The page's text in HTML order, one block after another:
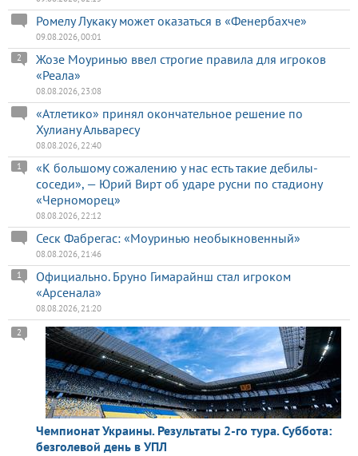
Ромелу Лукаку может оказаться в «Фенербахче»
09.08.2026, 00:01
Жозе Моуринью ввел строгие правила для игроков
«Реала»
2
08.08.2026, 23:08
«Атлетико» принял окончательное решение по
Хулиану Альваресу
08.08.2026, 22:40
«К большому сожалению у нас есть такие дебилы-
соседи», — Юрий Вирт об ударе русни по стадиону
«Черноморец»
1
08.08.2026, 22:12
Сеск Фабрегас: «Моуринью необыкновенный»
08.08.2026, 21:46
Официально. Бруно Гимарайнш стал игроком
«Арсенала»
1
08.08.2026, 21:20
Чемпионат Украины. Результаты 2-го тура. Суббота:
безголевой день в УПЛ
2